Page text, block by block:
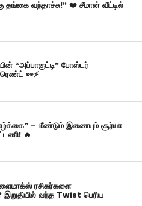
தங்கை வந்தாச்சு!” ❤️ சீமான் வீட்டில்
“அப்பாகுட்டி” போஸ்டர்
👀⚡
– மீண்டும் இணையும் சூர்யா
🔥
ரசிகர்களை
வந்த Twist பெரிய